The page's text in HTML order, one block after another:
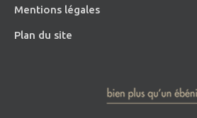
Mentions légales
Plan du site